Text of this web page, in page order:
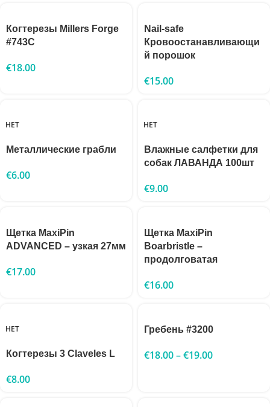
Когтерезы Millers Forge
#743C
€18.00
Nail-safe
Кровоостанавливающи
й порошок
€15.00
НЕТ
Металлические грабли
€6.00
НЕТ
Влажные салфетки для
собак ЛАВАНДА 100шт
€9.00
Щетка MaxiPin
ADVANCED – узкая 27мм
€17.00
Щетка MaxiPin
Boarbristle –
продолговатая
€16.00
НЕТ
Когтерезы 3 Claveles L
€8.00
Гребень #3200
€18.00–€19.00